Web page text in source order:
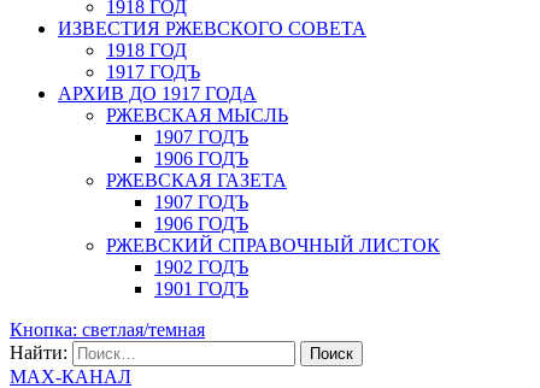
1918 ГОД
ИЗВЕСТИЯ РЖЕВСКОГО СОВЕТА
1918 ГОД
1917 ГОДЪ
АРХИВ ДО 1917 ГОДА
РЖЕВСКАЯ МЫСЛЬ
1907 ГОДЪ
1906 ГОДЪ
РЖЕВСКАЯ ГАЗЕТА
1907 ГОДЪ
1906 ГОДЪ
РЖЕВСКИЙ СПРАВОЧНЫЙ ЛИСТОК
1902 ГОДЪ
1901 ГОДЪ
Кнопка: светлая/темная
Найти:
MAX-КАНАЛ